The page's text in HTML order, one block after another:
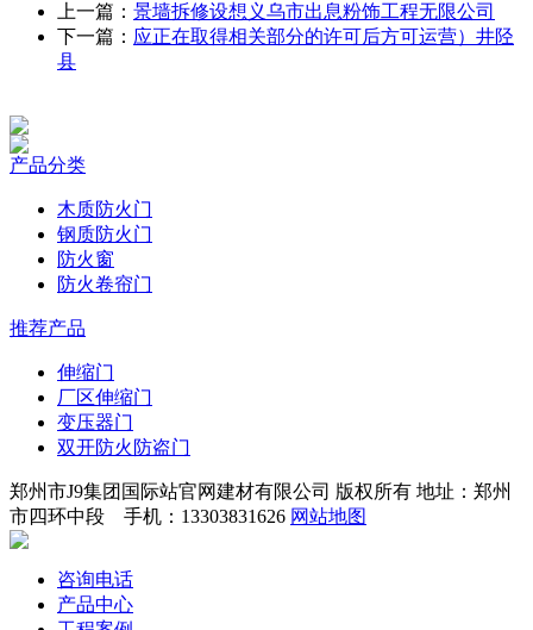
上一篇： 景墙拆修设想义乌市出息粉饰工程无限公司
下一篇： 应正在取得相关部分的许可后方可运营）井陉
县
产品分类
木质防火门
钢质防火门
防火窗
防火卷帘门
推荐产品
伸缩门
厂区伸缩门
变压器门
双开防火防盗门
郑州市J9集团国际站官网建材有限公司 版权所有 地址：郑州
市四环中段 手机：13303831626 网站地图
咨询电话
产品中心